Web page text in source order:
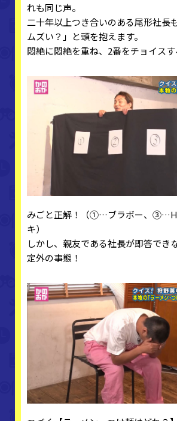
れも同じ声。
二十年以上つき合いのある尾形社長
ムズい？」と頭を抱えます。
悶絶に悶絶を重ね、2番をチョイス
みごと正解！（①…ブラボー、
キ）
しかし、親友である社長が即答でき
定外の事態！